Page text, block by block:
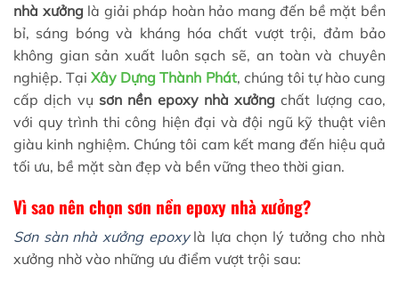
nhà xưởnglà giải pháp hoàn hảo mang đến bề mặt bền
bỉ, sáng bóng và kháng hóa chất vượt trội, đảm bảo
không gian sản xuất luôn sạch sẽ, an toàn và chuyên
nghiệp. TạiXây Dựng Thành Phát, chúng tôi tự hào cung
cấp dịch vụ sơn nền epoxy nhà xưởng chất lượng cao,
với quy trình thi công hiện đại và đội ngũ kỹ thuật viên
giàu kinh nghiệm. Chúng tôi cam kết mang đến hiệu quả
tối ưu, bề mặt sàn đẹp và bền vững theo thời gian.
Vì sao nên chọn sơn nền epoxy nhà xưởng?
Sơn sàn nhà xưởng epoxylà lựa chọn lý tưởng cho nhà
xưởng nhờ vào những ưu điểm vượt trội sau: